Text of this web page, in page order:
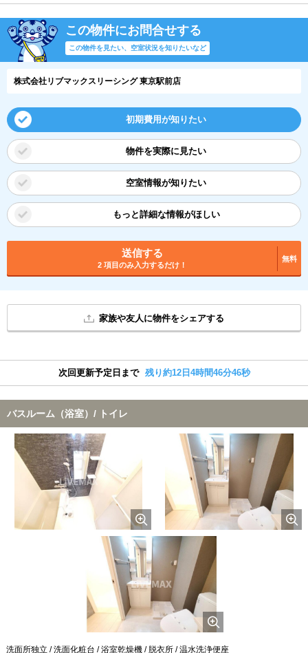
この物件にお問合せする
この物件を見たい、空室状況を知りたいなど
株式会社リブマックスリーシング 東京駅前店
初期費用が知りたい
物件を実際に見たい
空室情報が知りたい
もっと詳細な情報がほしい
送信する
2 項目のみ入力するだけ！
無料
家族や友人に物件をシェアする
次回更新予定日まで 残り約12日4時間46分45秒
バスルーム（浴室）/ トイレ
洗面所独立 / 洗面化粧台 / 浴室乾燥機 / 脱衣所 / 温水洗浄便座